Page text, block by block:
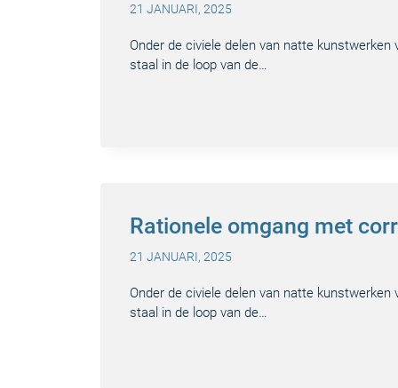
21 JANUARI, 2025
Onder de civiele delen van natte
staal in de loop van de…
Rationele omgang met
21 JANUARI, 2025
Onder de civiele delen van natte
staal in de loop van de…